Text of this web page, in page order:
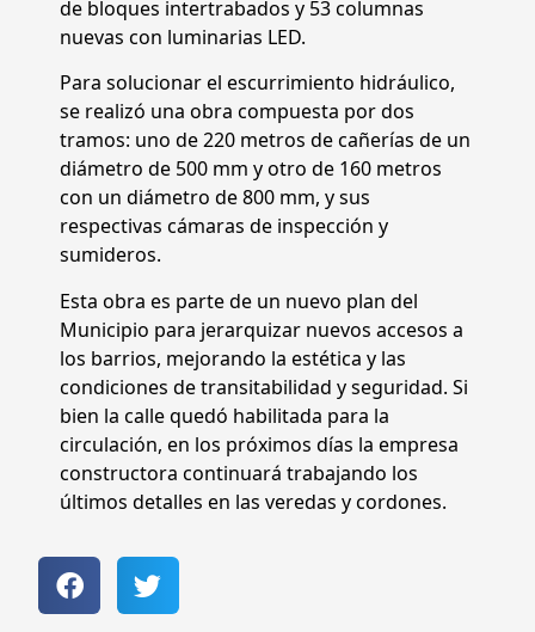
de bloques intertrabados y 53 columnas
nuevas con luminarias LED.
Para solucionar el escurrimiento hidráulico,
se realizó una obra compuesta por dos
tramos: uno de 220 metros de cañerías de un
diámetro de 500 mm y otro de 160 metros
con un diámetro de 800 mm, y sus
respectivas cámaras de inspección y
sumideros.
Esta obra es parte de un nuevo plan del
Municipio para jerarquizar nuevos accesos a
los barrios, mejorando la estética y las
condiciones de transitabilidad y seguridad. Si
bien la calle quedó habilitada para la
circulación, en los próximos días la empresa
constructora continuará trabajando los
últimos detalles en las veredas y cordones.